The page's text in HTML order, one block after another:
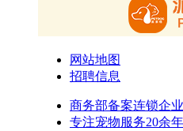
网站地图
招聘信息
商务部备案连锁企业
专注宠物服务20余年